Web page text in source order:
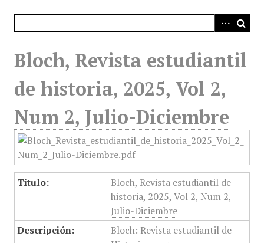
Bloch, Revista estudiantil
de historia, 2025, Vol 2,
Num 2, Julio-Diciembre
Título:
Bloch, Revista estudiantil de
historia, 2025, Vol 2, Num 2,
Julio-Diciembre
Descripción:
Bloch: Revista estudiantil de